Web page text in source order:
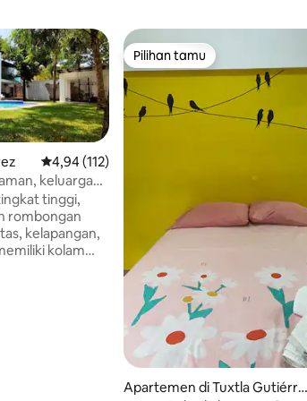
Nilai rata-rata 4,94 dari 5, 112 ulasan
4,94 (112)
keluarga
tinggi,
rombongan
kelapangan,
Pilihan tamu
Pilihan tamu
Apartemen di Tuxtla Gutiérre